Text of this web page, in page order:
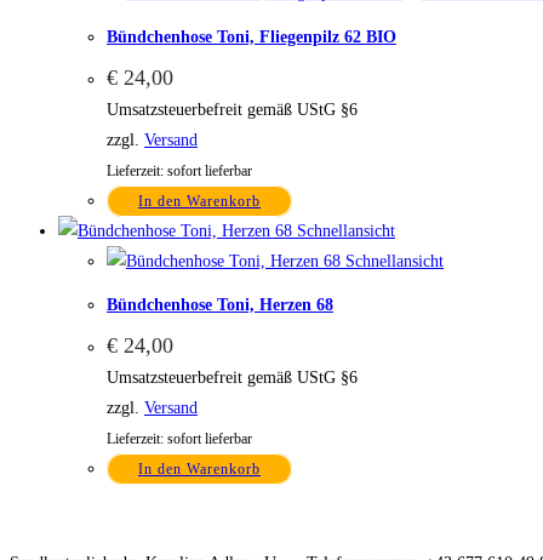
Bündchenhose Toni, Fliegenpilz 62 BIO
€ 24,00
Umsatzsteuerbefreit gemäß UStG §6
zzgl. Versand
Lieferzeit: sofort lieferbar
In den Warenkorb
Schnellansicht
Schnellansicht
Bündchenhose Toni, Herzen 68
€ 24,00
Umsatzsteuerbefreit gemäß UStG §6
zzgl. Versand
Lieferzeit: sofort lieferbar
In den Warenkorb